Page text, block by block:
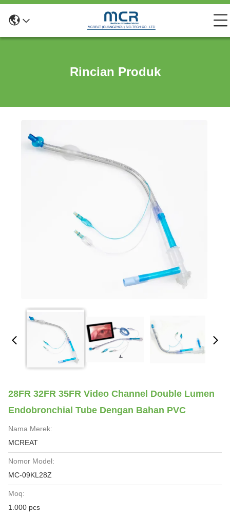
Rincian Produk
28FR 32FR 35FR Video Channel Double Lumen
Endobronchial Tube Dengan Bahan PVC
Nama Merek:
MCREAT
Nomor Model:
MC-09KL28Z
Moq:
1.000 pcs